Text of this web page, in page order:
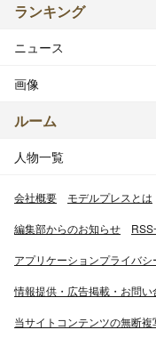
ランキング
ニュース
画像
ルーム
人物一覧
会社概要 モデルプレスとは
編集部からのお知らせ
アプリケーションプライバシ
情報提供・広告掲載・お問い
当サイトコンテンツの無断